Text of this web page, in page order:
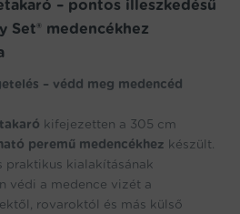
– pontos illeszkedésű
Set® medencékhez
– védd meg medencéd
kifejezetten a 305 cm
peremű medencékhez készült.
praktikus kialakításának
védi a medence vizét a
rovaroktól és más külső